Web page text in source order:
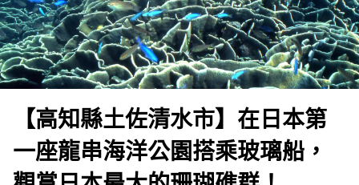
【高知縣土佐清水市】在日本第
一座龍串海洋公園搭乘玻璃船，